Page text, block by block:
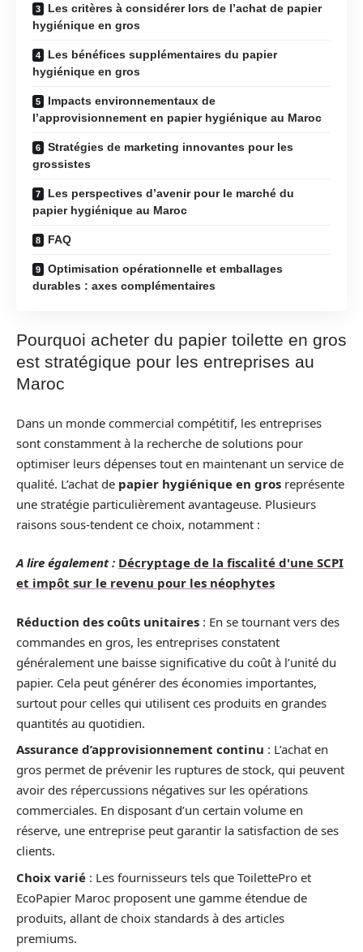
Les critères à considérer lors de l’achat de papier
hygiénique en gros
Les bénéfices supplémentaires du papier
hygiénique en gros
Impacts environnementaux de
l’approvisionnement en papier hygiénique au Maroc
Stratégies de marketing innovantes pour les
grossistes
Les perspectives d’avenir pour le marché du
papier hygiénique au Maroc
FAQ
Optimisation opérationnelle et emballages
durables : axes complémentaires
Pourquoi acheter du papier toilette en gros
est stratégique pour les entreprises au
Maroc
Dans un monde commercial compétitif, les entreprises
sont constamment à la recherche de solutions pour
optimiser leurs dépenses tout en maintenant un service de
qualité. L’achat de papier hygiénique en gros représente
une stratégie particulièrement avantageuse. Plusieurs
raisons sous-tendent ce choix, notamment :
A lire également : Décryptage de la fiscalité d'une SCPI
et impôt sur le revenu pour les néophytes
Réduction des coûts unitaires : En se tournant vers des
commandes en gros, les entreprises constatent
généralement une baisse significative du coût à l’unité du
papier. Cela peut générer des économies importantes,
surtout pour celles qui utilisent ces produits en grandes
quantités au quotidien.
Assurance d’approvisionnement continu : L’achat en
gros permet de prévenir les ruptures de stock, qui peuvent
avoir des répercussions négatives sur les opérations
commerciales. En disposant d’un certain volume en
réserve, une entreprise peut garantir la satisfaction de ses
clients.
Choix varié : Les fournisseurs tels que ToilettePro et
EcoPapier Maroc proposent une gamme étendue de
produits, allant de choix standards à des articles
premiums.